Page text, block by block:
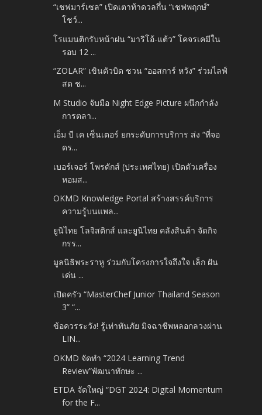
“เชฟมาร์เซล” เปิดเตาท้าดวลกึ๋น “เชฟพฤกษ์”
โชว์...
โรแมนติกรับหน้าฝน “มาริโอ้-แต้ว” โคจรเคมีใน
รอบ 12 ...
“ZOLAR” เขินตัวบิด ชวน “ออสการ์ หวัง” ร่วมไลฟ์
สด ช...
M Studio จับมือ Night Edge Picture ผนึกกำลัง
การตลา...
เอ็ม บี เค เซ็นเตอร์ ยกระดับการบริการ ส่ง “ที่จอ
ดร...
เบอร์เจอร์ โพรดักส์ (ประเทศไทย) เปิดตัวเครื่อง
หอมส...
OKMD Knowledge Portal สร้างสรรค์บริการ
ความรู้บนแพล...
ยูนิไทย โลจิสติกส์ และยูนิไทย คลังสินค้า จัดกิจ
กรร...
มูลนิธิพระราหู ร่วมกับโครงการใจถึงใจ เล็ก ฝัน
เด่น ...
เปิดครัว “MasterChef Junior Thailand Season
3” “...
ข้อควรระวัง! รู้เท่าทันภัย มิจฉาชีพหลอกลวงผ่าน
LIN...
OKMD จัดทำ “2024 Learning Trend
Review”พัฒนาทักษะ ...
ETDA จัดใหญ่ “DGT 2024: Digital Momentum
for the F...